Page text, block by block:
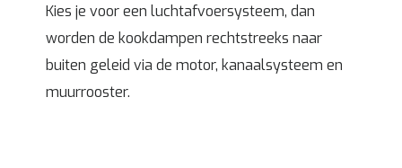
Kies je voor een luchtafvoersysteem, dan
worden de kookdampen rechtstreeks naar
buiten geleid via de motor, kanaalsysteem en
muurrooster.